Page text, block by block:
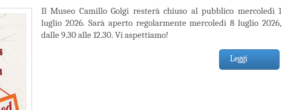
Il Museo Camillo Golgi resterà chiuso al pubblico mercoledì 1
luglio 2026. Sarà aperto regolarmente mercoledì 8 luglio 2026,
dalle 9.30 alle 12.30. Vi aspettiamo!
Leggi